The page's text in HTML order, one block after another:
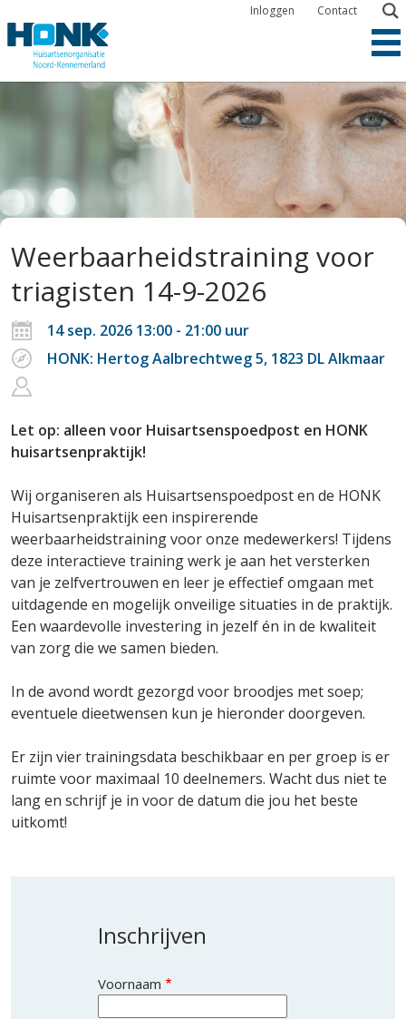
en
gaan
Inloggen Contact
Weerbaarheidstraining voor
triagisten 14-9-2026
14 sep. 2026 13:00 - 21:00 uur
HONK: Hertog Aalbrechtweg 5, 1823 DL Alkmaar
Let op: alleen voor Huisartsenspoedpost en HONK
huisartsenpraktijk!
Wij organiseren als Huisartsenspoedpost en de HONK
Huisartsenpraktijk een inspirerende
weerbaarheidstraining voor onze medewerkers! Tijdens
deze interactieve training werk je aan het versterken
van je zelfvertrouwen en leer je effectief omgaan met
uitdagende en mogelijk onveilige situaties in de praktijk.
Een waardevolle investering in jezelf én in de kwaliteit
van zorg die we samen bieden.
In de avond wordt gezorgd voor broodjes met soep;
eventuele dieetwensen kun je hieronder doorgeven.
Er zijn vier trainingsdata beschikbaar en per groep is er
ruimte voor maximaal 10 deelnemers. Wacht dus niet te
lang en schrijf je in voor de datum die jou het beste
uitkomt!
Inschrijven
Voornaam